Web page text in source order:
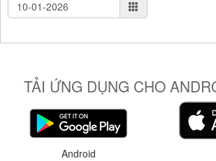
TẢI ỨNG DỤNG CHO
Android